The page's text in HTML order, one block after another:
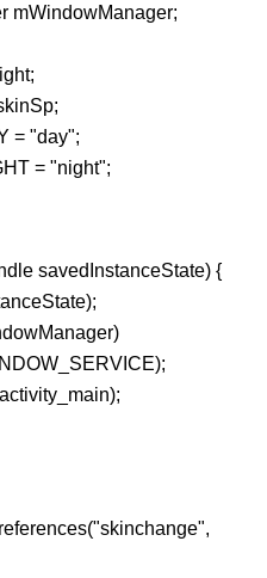
mWindowManager;
= "day";
= "night";
savedInstanceState) {